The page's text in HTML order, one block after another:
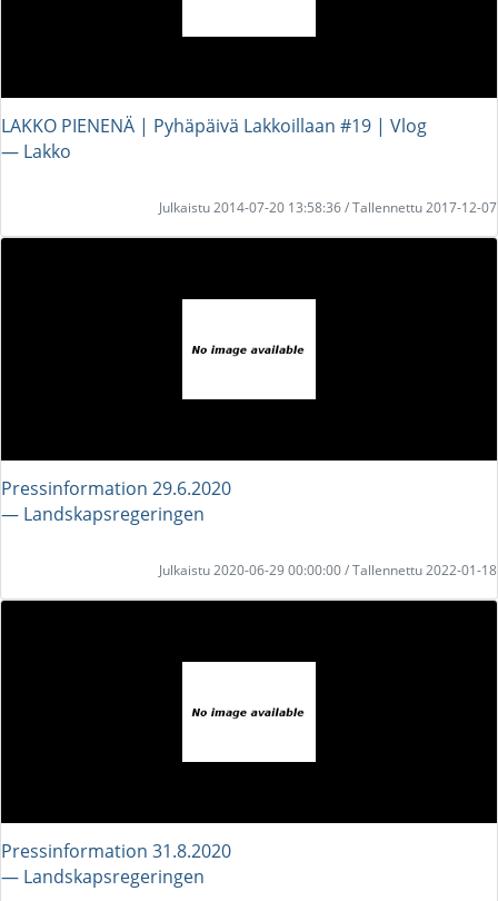
LAKKO PIENENÄ | Pyhäpäivä Lakkoillaan #19 | Vlog
― Lakko
Julkaistu 2014-07-20 13:58:36 / Tallennettu 2017-12-07
Pressinformation 29.6.2020
― Landskapsregeringen
Julkaistu 2020-06-29 00:00:00 / Tallennettu 2022-01-18
Pressinformation 31.8.2020
― Landskapsregeringen